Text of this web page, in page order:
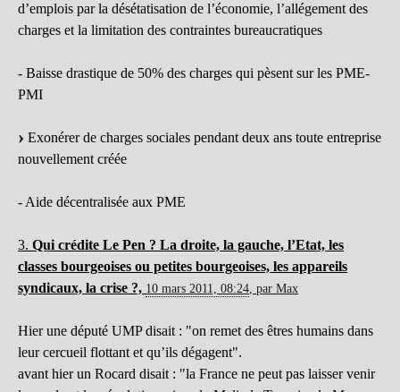
d’emplois par la désétatisation de l’économie, l’allégement des
charges et la limitation des contraintes bureaucratiques
- Baisse drastique de 50% des charges qui pèsent sur les PME-
PMI
Exonérer de charges sociales pendant deux ans toute entreprise
nouvellement créée
- Aide décentralisée aux PME
3. Qui crédite Le Pen ? La droite, la gauche, l’Etat, les
classes bourgeoises ou petites bourgeoises, les appareils
syndicaux, la crise ?, 10 mars 2011, 08:24, par Max
Hier une député UMP disait : "on remet des êtres humains dans
leur cercueil flottant et qu’ils dégagent".
avant hier un Rocard disait : "la France ne peut pas laisser venir